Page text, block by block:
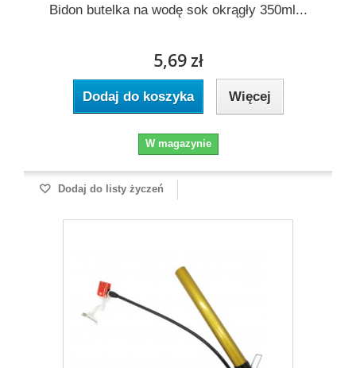
Bidon butelka na wodę sok okrągły 350ml...
5,69 zł
Dodaj do koszyka Więcej
W magazynie
Dodaj do listy życzeń